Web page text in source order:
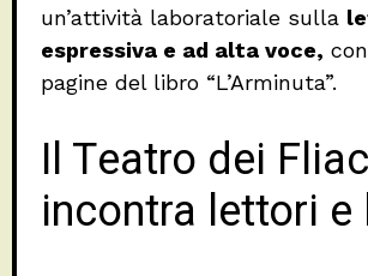
un’attività laboratoriale sulla
espressiva e ad alta voce,
pagine del libro “L’Arminuta”.
Il Teatro dei
incontra lettori